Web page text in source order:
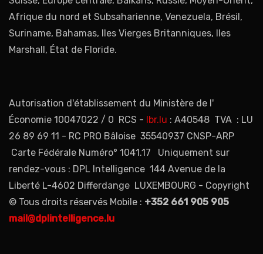
Afrique du nord et Subsaharienne, Venezuela, Brésil,
Suriname, Bahamas, Iles Vierges Britanniques, Iles
Marshall, État de Floride.
Autorisation d'établissement du Ministère de l'
Économie 10047022 / 0 RCS - lbr.lu : A40548 TVA : LU
26 89 69 11 - RC PRO Bâloise 35540937 CNSP-ARP
Carte Fédérale Numéro° 1041.17 Uniquement sur
rendez-vous : DPL Intelligence 144 Avenue de la
Liberté L-4602 Differdange LUXEMBOURG - Copyright
© Tous droits réservés Mobile : +352 661 905 905
mail@dplintelligence.lu